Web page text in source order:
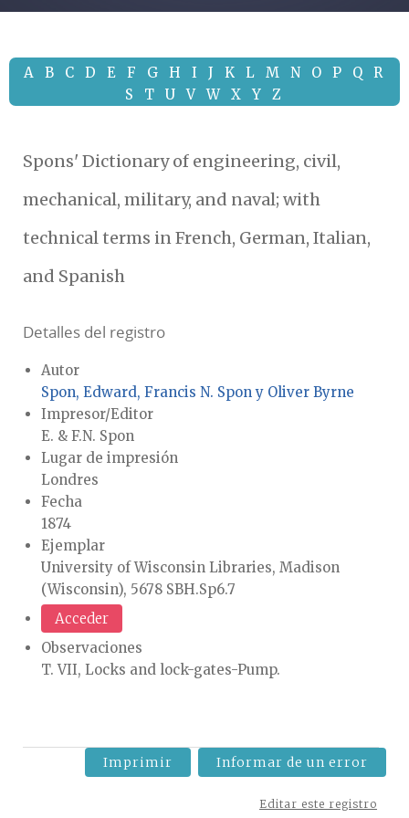
A B C D E F G H I J K L M N O P Q
R
S
T U V W X Y Z
Spons' Dictionary of engineering, civil,
mechanical, military, and naval; with
technical terms in French, German, Italian,
and Spanish
Detalles del registro
Autor
Spon, Edward, Francis N. Spon y Oliver Byrne
Impresor/Editor
E. & F.N. Spon
Lugar de impresión
Londres
Fecha
1874
Ejemplar
University of Wisconsin Libraries, Madison
(Wisconsin), 5678 SBH.Sp6.7
Acceder
Observaciones
T. VII, Locks and lock-gates-Pump.
Imprimir Informar de un error
Editar este registro